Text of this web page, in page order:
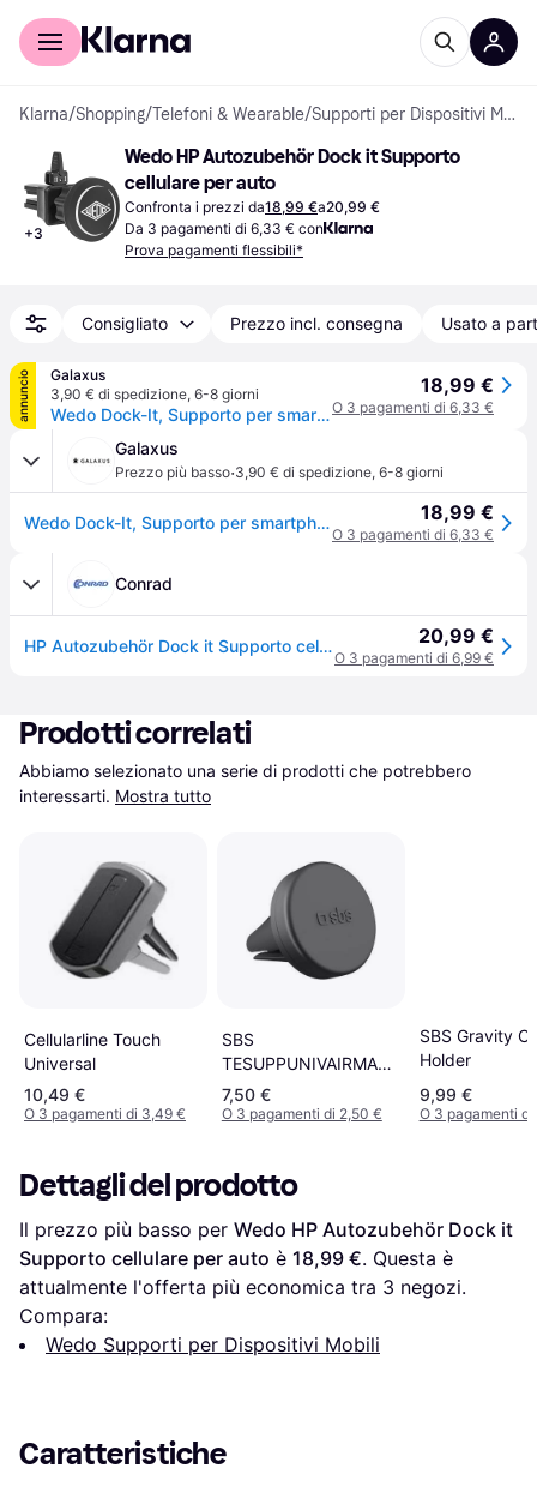
Per il tuo shopping
Klarna/Shopping/Telefoni & Wearable/ Supporti per Dispositivi Mobili
+3
Wedo HP Autozubehör Dock it Supporto
cellulare per auto
Confronta i prezzi da18,99 €a20,99 €
Da 3 pagamenti di 6,33 € con
Prova pagamenti flessibili*
Consigliato Prezzo incl. consegna Usato a
annuncio
Galaxus
3,90 € di spedizione, 6-8 giorni
Wedo Dock-It, Supporto per smartphone, Nero
18,99 €
O 3 pagamenti di 6,33 €
Galaxus
Prezzo più basso·3,90 € di spedizione, 6-8 giorni
Wedo Dock-It, Supporto per smartphone, Nero 18,99 €
O 3 pagamenti di 6,33 €
Conrad
HP Autozubehör Dock it Supporto cellulare per auto 20,99 €
O 3 pagamenti di 6,99 €
Prodotti correlati
Abbiamo selezionato una serie di prodotti che potrebbero
interessarti. Mostra tutto
Cellularline Touch
Universal
10,49 €
O 3 pagamenti di 3,49 €
SBS
TESUPPUNIVAIRMAG
supporto per personal
communication Auto
7,50 €
O 3 pagamenti di 2,50 €
SBS Gravity
Holder
9,99 €
O 3 pagamenti
Dettagli del prodotto
Il prezzo più basso per Wedo HP Autozubehör Dock it
Supporto cellulare per auto è 18,99 €. Questa è
attualmente l'offerta più economica tra 3 negozi.
Compara:
Wedo Supporti per Dispositivi Mobili
Caratteristiche